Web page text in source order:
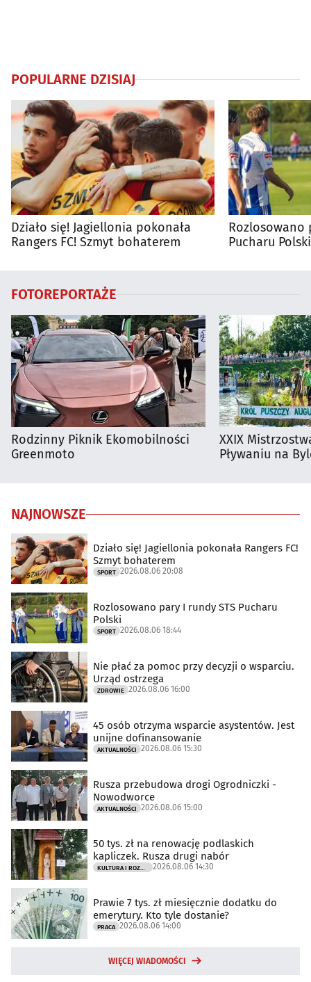
POPULARNE DZISIAJ
Działo się! Jagiellonia pokonała
Rangers FC! Szmyt bohaterem
Rozlosowano
Pucharu Polski
FOTOREPORTAŻE
Rodzinny Piknik Ekomobilności
Greenmoto
XXIX
Pływaniu na
NAJNOWSZE
Działo się! Jagiellonia pokonała Rangers FC!
Szmyt bohaterem
SPORT 2026.08.06 20:08
Rozlosowano pary I rundy STS Pucharu
Polski
SPORT 2026.08.06 18:44
Nie płać za pomoc przy decyzji o wsparciu.
Urząd ostrzega
ZDROWIE 2026.08.06 16:00
45 osób otrzyma wsparcie asystentów. Jest
unijne dofinansowanie
AKTUALNOŚCI 2026.08.06 15:30
Rusza przebudowa drogi Ogrodniczki -
Nowodworce
AKTUALNOŚCI 2026.08.06 15:00
50 tys. zł na renowację podlaskich
kapliczek. Rusza drugi nabór
2026.08.06 14:30
Prawie 7 tys. zł miesięcznie dodatku do
emerytury. Kto tyle dostanie?
PRACA 2026.08.06 14:00
WIĘCEJ WIADOMOŚCI